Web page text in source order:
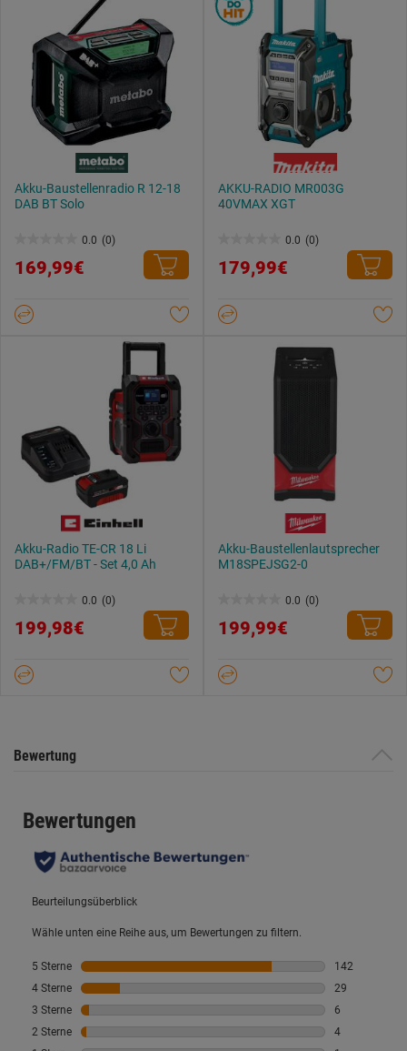
Akku-Baustellenradio R 12-18
DAB BT Solo
0.0 (0)
von
Sternen.
169,99€
AKKU-RADIO MR003G
40VMAX XGT
0.0 (0)
von
Sternen.
179,99€
Akku-Radio TE-CR 18 Li
DAB+/FM/BT - Set 4,0 Ah
0.0 (0)
von
Sternen.
199,98€
Akku-Baustellenlautsprecher
M18SPEJSG2-0
0.0 (0)
von
Sternen.
199,99€
Bewertung